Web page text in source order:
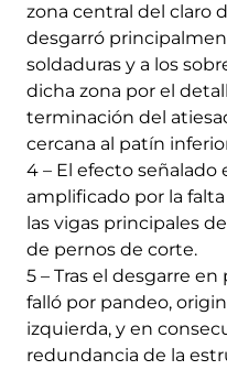
zona central del claro
desgarró
soldaduras y a los
dicha zona por el
terminación del
cercana al patín
4 – El efecto
amplificado por la
las vigas principales
de pernos de corte.
5 – Tras el desgarre
falló por pandeo,
izquierda, y en
redundancia de la